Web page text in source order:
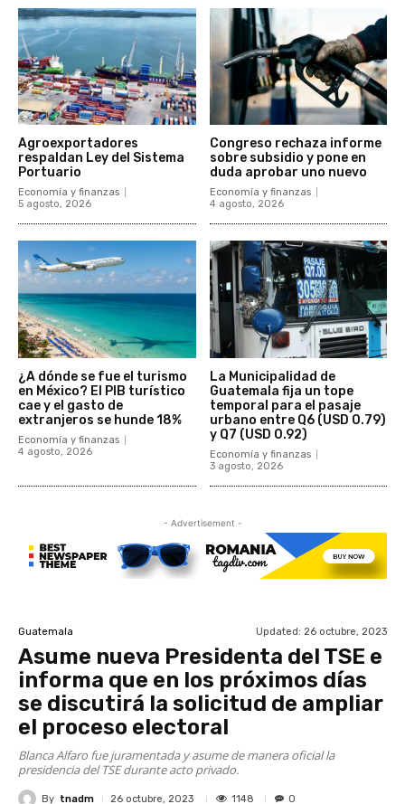
Agroexportadores
respaldan Ley del Sistema
Portuario
Economía y finanzas
5 agosto, 2026
Congreso rechaza informe
sobre subsidio y pone en
duda aprobar uno nuevo
Economía y finanzas
4 agosto, 2026
¿A dónde se fue el turismo
en México? El PIB turístico
cae y el gasto de
extranjeros se hunde 18%
Economía y finanzas
4 agosto, 2026
La Municipalidad de
Guatemala fija un tope
temporal para el pasaje
urbano entre Q6 (USD 0.79)
y Q7 (USD 0.92)
Economía y finanzas
3 agosto, 2026
- Advertisement -